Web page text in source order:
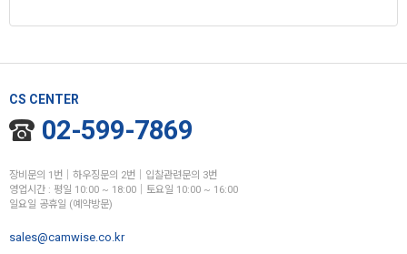
CS CENTER
02-599-7869
장비문의 1번│하우징문의 2번│입찰관련문의 3번
영업시간 : 평일 10:00 ~ 18:00│토요일 10:00 ~ 16:00
일요일 공휴일 (예약방문)
sales@camwise.co.kr